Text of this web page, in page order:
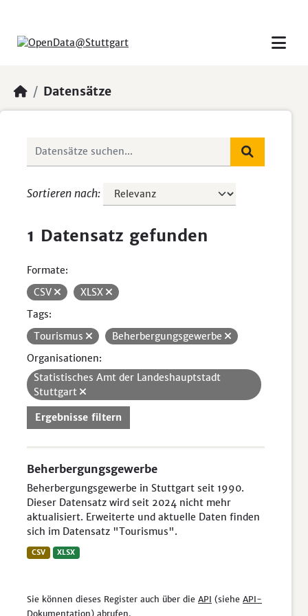
Datensätze
Sortieren nach
1 Datensatz gefunden
Formate:
CSV
XLSX
Tags:
Tourismus
Beherbergungsgewerbe
Organisationen:
Statistisches Amt der Landeshauptstadt
Stuttgart
Ergebnisse filtern
Beherbergungsgewerbe
Beherbergungsgewerbe in Stuttgart seit 1990.
Dieser Datensatz wird seit 2024 nicht mehr
aktualisiert. Erweiterte und aktuelle Daten finden
sich im Datensatz "Tourismus".
CSV XLSX
Sie können dieses Register auch über die API (siehe API-
Dokumentation) abrufen.